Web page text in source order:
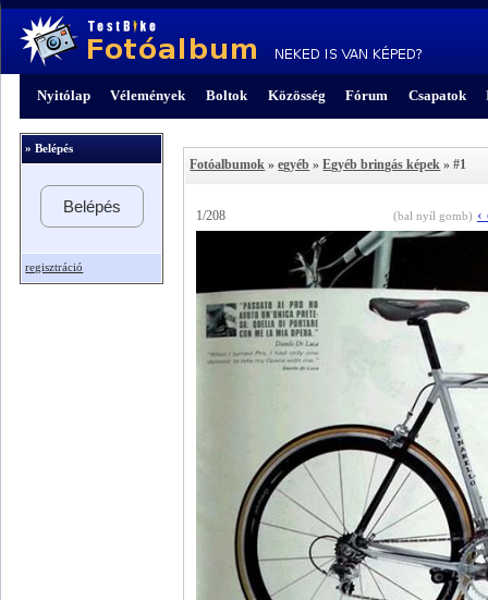
Nyitólap Vélemények Boltok Közösség Fórum Csapatok
» Belépés
Belépés
regisztráció
Fotóalbumok »egyéb »Egyéb bringás képek » #1
1/208 (bal nyíl gomb) ‹